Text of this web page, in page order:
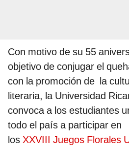
Con motivo de su 55
objetivo de conjugar el
con la promoción de la
literaria, la Universidad
convoca a los estudiantes
todo el país a participar en
los XXVIII Juegos Florales